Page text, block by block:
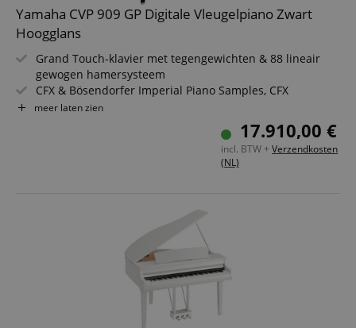
Yamaha CVP 909 GP Digitale Vleugelpiano Zwart
Hoogglans
Grand Touch-klavier met tegengewichten & 88 lineair
gewogen hamersysteem
CFX & Bösendorfer Imperial Piano Samples, CFX
binauraal gesampled
1.605 hoogwaardige klanken + 58 Drum/SFX-kits + 480
675 begeleidingsstijlen, interne Bluetooth®-audiofunctie
Luidsprekersysteem: (16 cm + 5 cm + 2,5 cm (kalot) × 2 +
meer laten zien
17.910,00 €
incl. BTW + Verzendkosten
(NL)